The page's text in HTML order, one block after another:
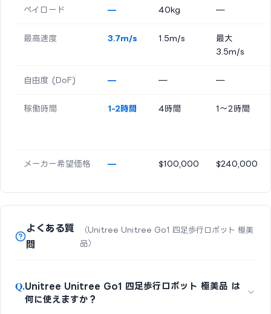
ペイロード — 40kg —
最高速度 3.7m/s 1.5m/s
最大
3.5m/s
自由度 (DoF) — — —
稼働時間 1-2時間 4時間 1〜2時間
メーカー希望価格 — $100,000 $240,000
よくある質
問
（Unitree Unitree Go1 四足歩行ロボット 極美
品）
Q.Unitree Unitree Go1 四足歩行ロボット 極美品 は
何に使えますか？